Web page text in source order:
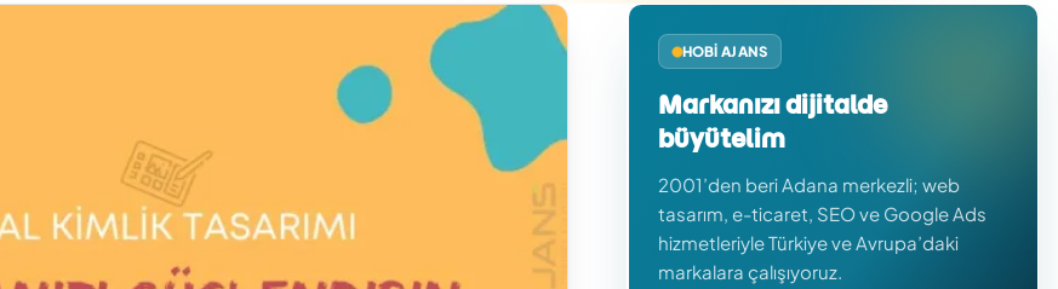
HOBI AJANS
Markanızı dijitalde
büyütelim
2001’den beri Adana merkezli; web
tasarım, e-ticaret, SEO ve Google Ads
hizmetleriyle Türkiye ve Avrupa’daki
markalara çalışıyoruz.